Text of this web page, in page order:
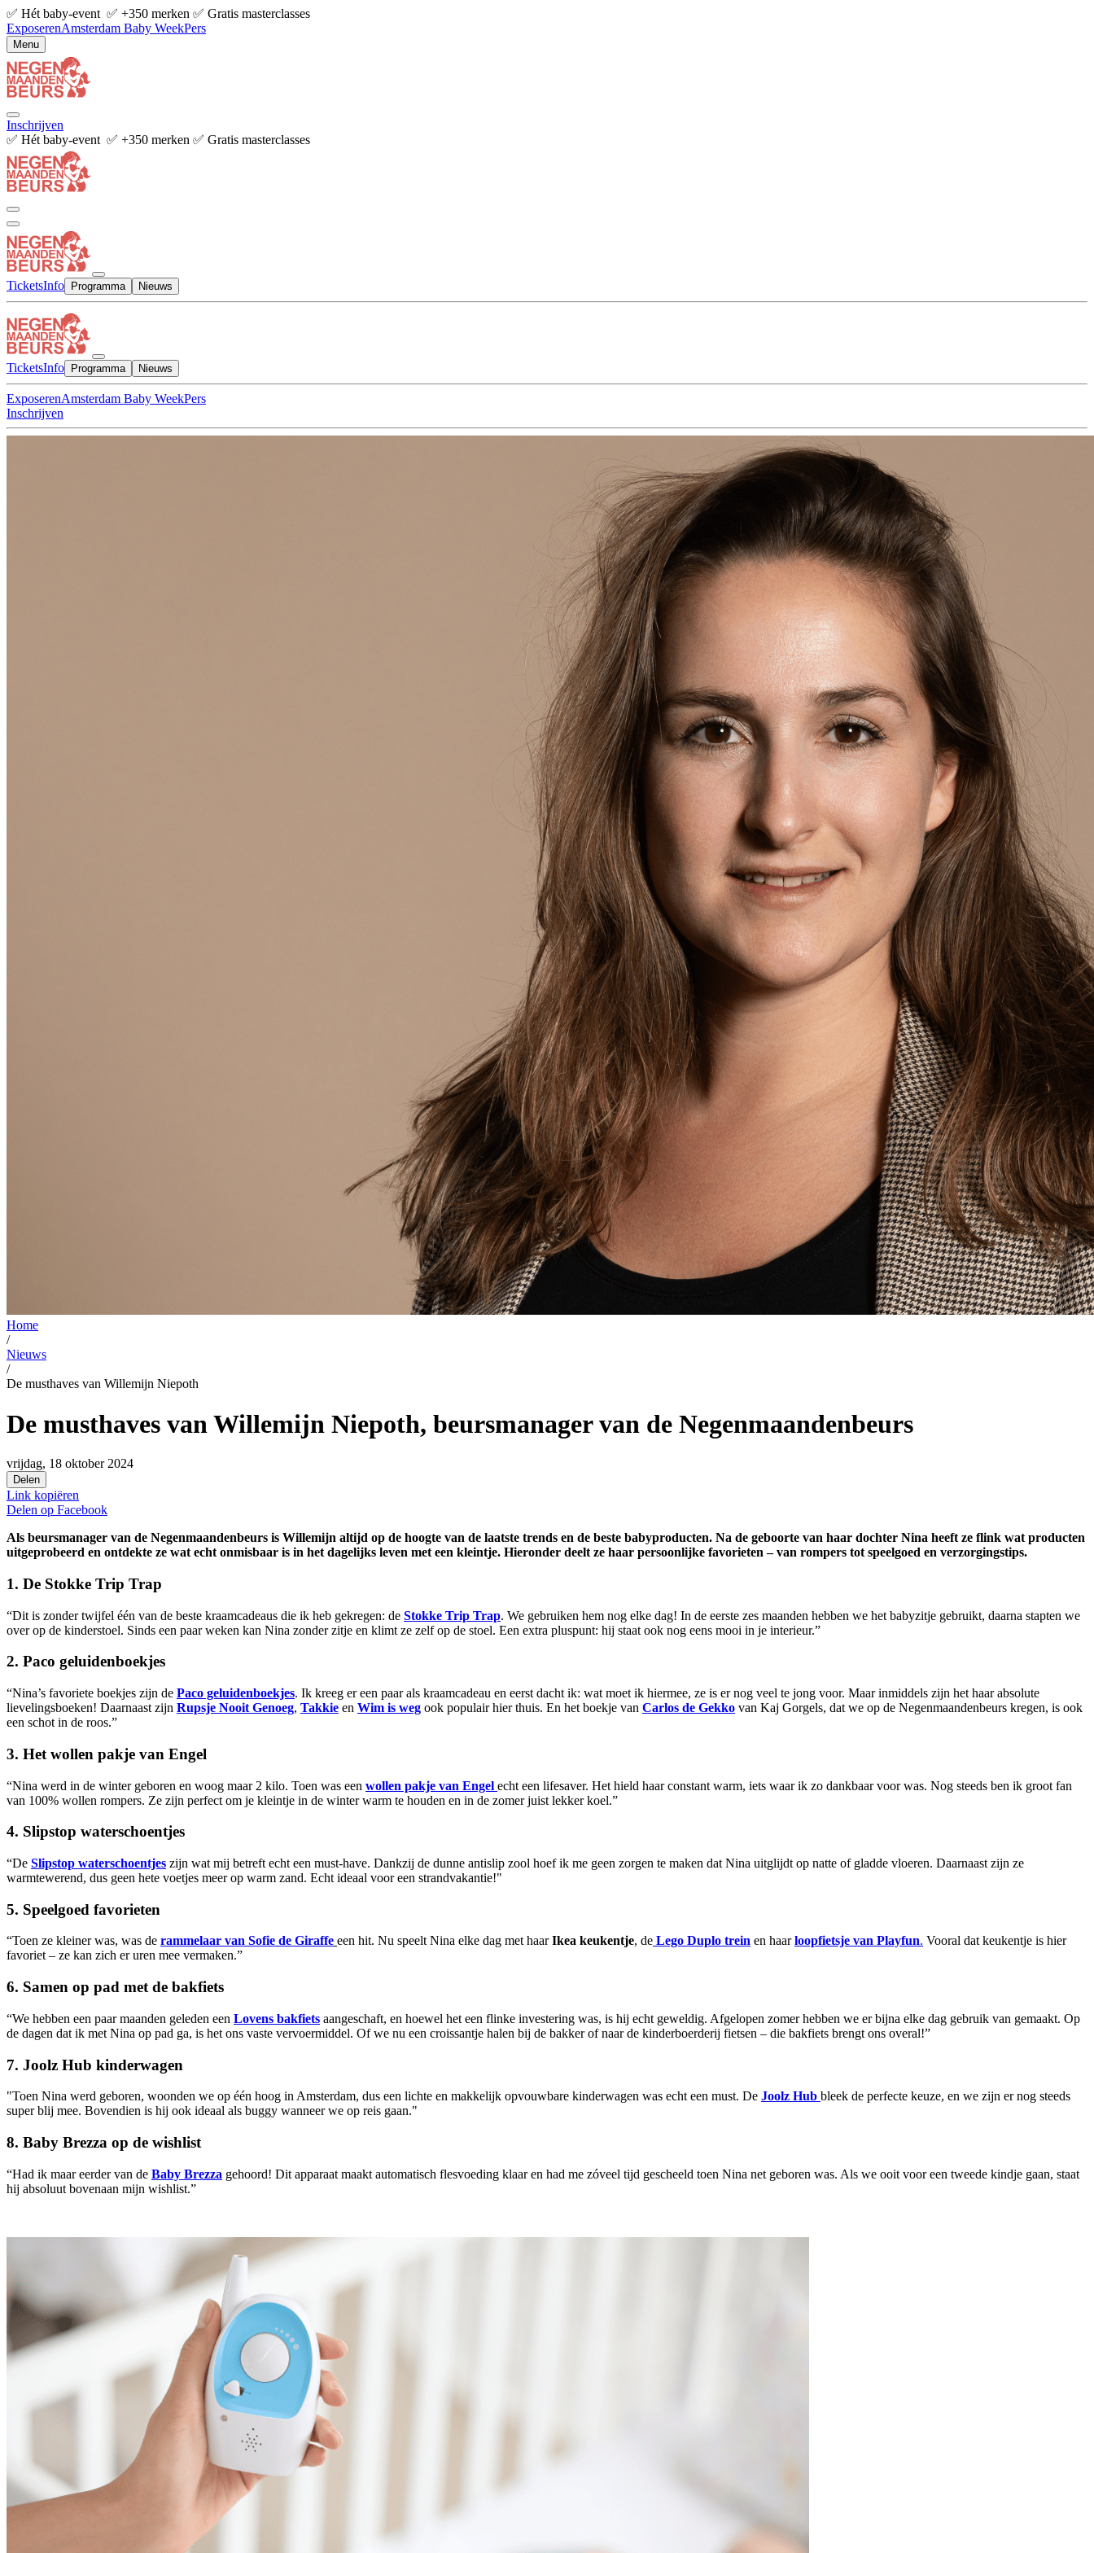
✅ Hét baby-event ✅ +350 merken ✅ Gratis masterclasses
ExposerenAmsterdam Baby WeekPers
Menu
Inschrijven
✅ Hét baby-event ✅ +350 merken ✅ Gratis masterclasses
TicketsInfo Programma Nieuws
TicketsInfo Programma Nieuws
ExposerenAmsterdam Baby WeekPers
Inschrijven
Home
/
Nieuws
/
De musthaves van Willemijn Niepoth
De musthaves van Willemijn Niepoth, beursmanager van de Negenmaandenbeurs
vrijdag, 18 oktober 2024
Delen
Link kopiëren
Delen op Facebook
Als beursmanager van de Negenmaandenbeurs is Willemijn altijd op de hoogte van de laatste trends en de beste babyproducten. Na de geboorte van haar dochter Nina heeft ze flink wat producten
uitgeprobeerd en ontdekte ze wat echt onmisbaar is in het dagelijks leven met een kleintje. Hieronder deelt ze haar persoonlijke favorieten – van rompers tot speelgoed en verzorgingstips.
1. De Stokke Trip Trap
“Dit is zonder twijfel één van de beste kraamcadeaus die ik heb gekregen: de Stokke Trip Trap. We gebruiken hem nog elke dag! In de eerste zes maanden hebben we het babyzitje gebruikt, daarna stapten we
over op de kinderstoel. Sinds een paar weken kan Nina zonder zitje en klimt ze zelf op de stoel. Een extra pluspunt: hij staat ook nog eens mooi in je interieur.”
2. Paco geluidenboekjes
“Nina’s favoriete boekjes zijn de Paco geluidenboekjes. Ik kreeg er een paar als kraamcadeau en eerst dacht ik: wat moet ik hiermee, ze is er nog veel te jong voor. Maar inmiddels zijn het haar absolute
lievelingsboeken! Daarnaast zijn Rupsje Nooit Genoeg, Takkie en Wim is weg ook populair hier thuis. En het boekje van Carlos de Gekko van Kaj Gorgels, dat we op de Negenmaandenbeurs kregen, is ook
een schot in de roos.”
3. Het wollen pakje van Engel
“Nina werd in de winter geboren en woog maar 2 kilo. Toen was een wollen pakje van Engel echt een lifesaver. Het hield haar constant warm, iets waar ik zo dankbaar voor was. Nog steeds ben ik groot fan
van 100% wollen rompers. Ze zijn perfect om je kleintje in de winter warm te houden en in de zomer juist lekker koel.”
4. Slipstop waterschoentjes
“De Slipstop waterschoentjes zijn wat mij betreft echt een must-have. Dankzij de dunne antislip zool hoef ik me geen zorgen te maken dat Nina uitglijdt op natte of gladde vloeren. Daarnaast zijn ze
warmtewerend, dus geen hete voetjes meer op warm zand. Echt ideaal voor een strandvakantie!"
5. Speelgoed favorieten
“Toen ze kleiner was, was de rammelaar van Sofie de Giraffe een hit. Nu speelt Nina elke dag met haarIkea keukentje, de Lego Duplo trein en haarloopfietsje van Playfun. Vooral dat keukentje is hier
favoriet – ze kan zich er uren mee vermaken.”
6. Samen op pad met de bakfiets
“We hebben een paar maanden geleden een Lovens bakfiets aangeschaft, en hoewel het een flinke investering was, is hij echt geweldig. Afgelopen zomer hebben we er bijna elke dag gebruik van gemaakt. Op
de dagen dat ik met Nina op pad ga, is het ons vaste vervoermiddel. Of we nu een croissantje halen bij de bakker of naar de kinderboerderij fietsen – die bakfiets brengt ons overal!”
7. Joolz Hub kinderwagen
"Toen Nina werd geboren, woonden we op één hoog in Amsterdam, dus een lichte en makkelijk opvouwbare kinderwagen was echt een must. De Joolz Hub bleek de perfecte keuze, en we zijn er nog steeds
super blij mee. Bovendien is hij ook ideaal als buggy wanneer we op reis gaan."
8. Baby Brezza op de wishlist
“Had ik maar eerder van de Baby Brezza gehoord! Dit apparaat maakt automatisch flesvoeding klaar en had me zóveel tijd gescheeld toen Nina net geboren was. Als we ooit voor een tweede kindje gaan, staat
hij absoluut bovenaan mijn wishlist.”